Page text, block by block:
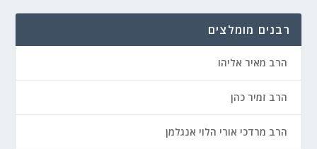
רבנים מומלצים
הרב מאיר אליהו
הרב זמיר כהן
הרב מרדכי אורי הלוי אנגלמן